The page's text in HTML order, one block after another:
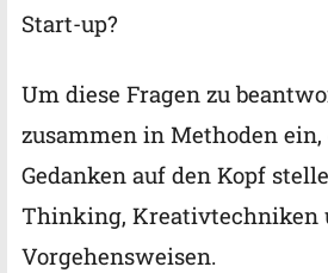
Start-up?
Um diese Fragen zu
zusammen in Methoden ein,
Gedanken auf den Kopf
Thinking, Kreativtechniken
Vorgehensweisen.